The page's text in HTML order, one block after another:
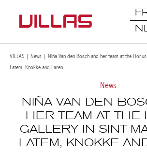
VILLAS | News | Niña Van den Bosch and her team at the
Latem, Knokke and Laren
News
NIÑA VAN DEN
HER TEAM AT THE
GALLERY IN SINT-
LATEM, KNOKKE